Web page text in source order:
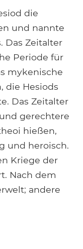
die
und nannte
Das Zeitalter
Periode für
mykenische
die Hesiods
Das Zeitalter
gerechtere
hießen,
und heroisch.
Kriege der
Nach dem
andere